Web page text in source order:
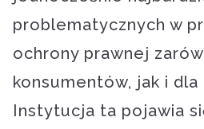
problematycznych w
ochrony prawnej
konsumentów, jak i
Instytucja ta pojawia